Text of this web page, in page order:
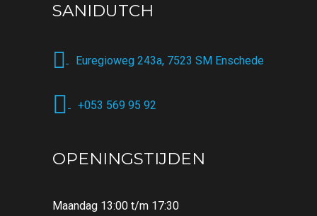
SANIDUTCH
Euregioweg 243a, 7523 SM Enschede
+053 569 95 92
OPENINGSTIJDEN
Maandag 13:00 t/m 17:30